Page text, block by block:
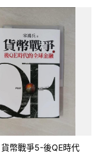
貨幣戰爭5-後QE時代